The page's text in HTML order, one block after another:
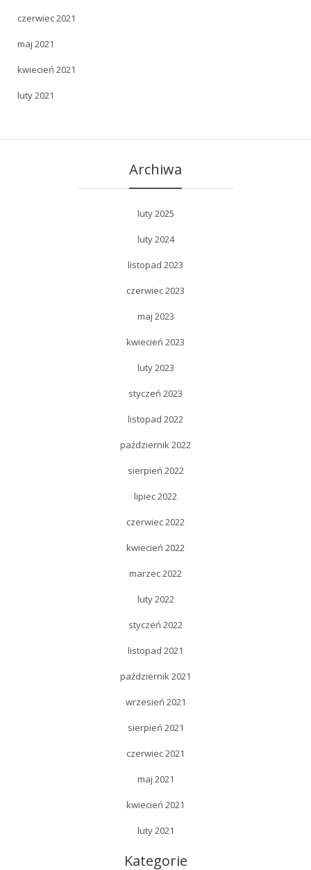
czerwiec 2021
maj 2021
kwiecień 2021
luty 2021
Archiwa
luty 2025
luty 2024
listopad 2023
czerwiec 2023
maj 2023
kwiecień 2023
luty 2023
styczeń 2023
listopad 2022
październik 2022
sierpień 2022
lipiec 2022
czerwiec 2022
kwiecień 2022
marzec 2022
luty 2022
styczeń 2022
listopad 2021
październik 2021
wrzesień 2021
sierpień 2021
czerwiec 2021
maj 2021
kwiecień 2021
luty 2021
Kategorie